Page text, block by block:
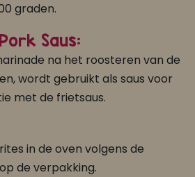
graden.
Saus:
na het roosteren van de
wordt gebruikt als saus voor
met de frietsaus.
in de oven volgens de
de verpakking.